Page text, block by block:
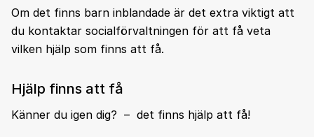
Om det finns barn inblandade är det extra viktigt att
du kontaktar socialförvaltningen för att få veta
vilken hjälp som finns att få.
Hjälp finns att få
Känner du igen dig? – det finns hjälp att få!